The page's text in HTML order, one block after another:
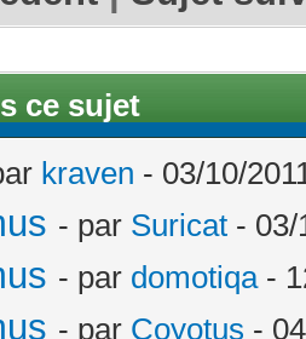
ce sujet
kraven - 03/10/
- par Suricat - 03/
- par domotiqa-
- par Coyotus -